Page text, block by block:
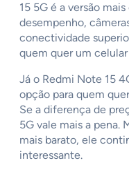
15 5G é a versão
desempenho,
conectividade
quem quer um
Já o Redmi Note 15
opção para quem
Se a diferença de
5G vale mais a pena.
mais barato, ele
interessante.